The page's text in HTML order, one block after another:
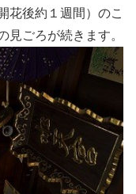
花後約１週間）のこ
見ごろが続きます。